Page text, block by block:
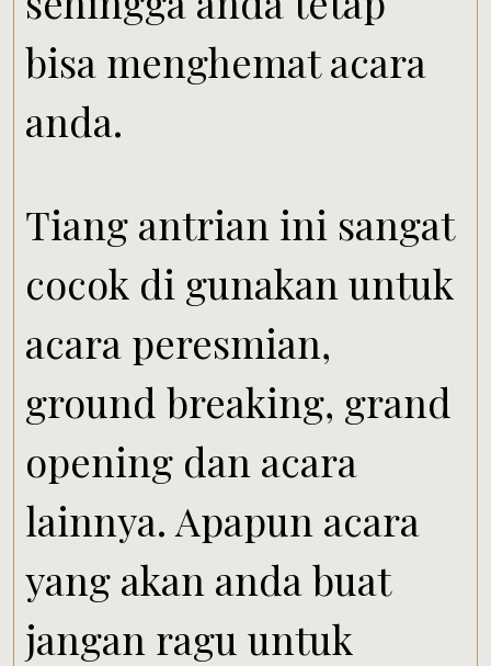
bisa menghemat acara
anda.
Tiang antrian ini sangat
cocok di gunakan untuk
acara peresmian,
ground breaking, grand
opening dan acara
lainnya. Apapun acara
yang akan anda buat
jangan ragu untuk